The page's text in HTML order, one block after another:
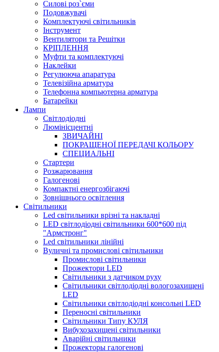
Силові роз`єми
Подовжувачі
Комплектуючі світильників
Інструмент
Вентилятори та Решітки
КРІПЛЕННЯ
Муфти та комплектуючі
Наклейки
Регулююча апаратура
Телевізійна арматура
Телефонна компьютерна арматура
Батарейки
Лампи
Світлодіодні
Люмінісцентні
ЗВИЧАЙНІ
ПОКРАЩЕНОЇ ПЕРЕДАЧІ КОЛЬОРУ
СПЕЦИАЛЬНІ
Стартери
Розжарювання
Галогенові
Компактні енергозбігаючі
Зовнішнього освітлення
Світильники
Led світильники врізні та накладні
LED світлодіодні світильники 600*600 під
"Армстронг"
Led світильники лінійні
Вуличні та промислові світильники
Промислові світильники
Прожектори LED
Світильники з датчиком руху
Світильники світлодіодні вологозахищені
LED
Світильники світлодіодні консольні LED
Переносні світильники
Світильники Типу КУЛЯ
Вибухозахищені світильники
Аварійні світильники
Прожекторы галогенові